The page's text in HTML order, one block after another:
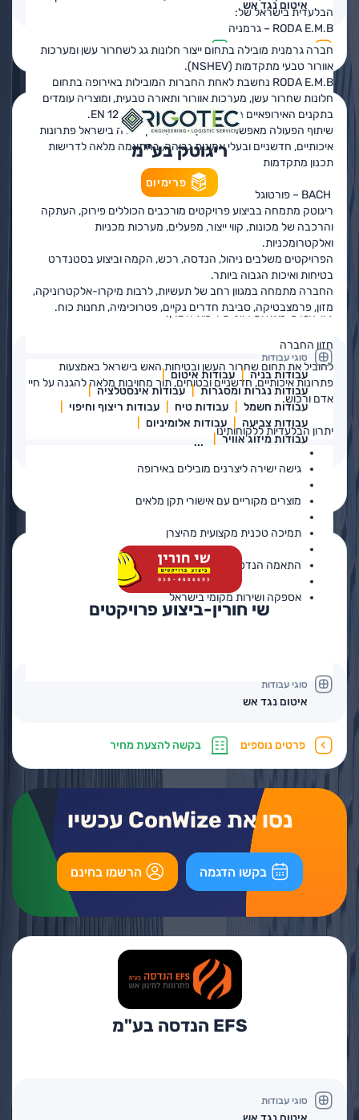
הבלעדית בישראל של:
RODA E.M.B – גרמניה
חברה גרמנית מובילה בתחום ייצור חלונות גג לשחרור עשן ומערכות
אוורור טבעי מתקדמות (NSHEV).
RODA E.M.B נחשבת לאחת החברות המובילות באירופה בתחום
חלונות שחרור עשן, מערכות אוורור ותאורה טבעית, ומוצריה עומדים
בתקנים האירופאיים המחמירים ביותר, לרבות EN 12101.
שיתוף הפעולה מאפשר לדראגון להציע ללקוחותיה בישראל פתרונות
איכותיים, חדשניים ובעלי אמינות גבוהה, בהתאמה מלאה לדרישות
תכנון מתקדמות
חברה פורטוגלית המתמחה בייצור וילונות אש ועשן מכל הסוגים
ובדרגות עמידות שונות, בהתאם לתקנים בינלאומיים.
ייצור גבוהה ועמידה בדרישות הפרדת אש במבנים מסחריים, ציבוריים
ותעשייתיים.
הבלעדיות בישראל מאפשרת לדראגון לספק פתרונות מותאמים אישית,
ליווי הנדסי מלא ושירות ישיר מול היצרן.
חזון החברה
להוביל את תחום שחרור העשן ובטיחות האש בישראל באמצעות
פתרונות איכותיים, חדשניים ובטוחים, תוך מחויבות מלאה להגנה על חיי
אדם ורכוש.
יתרון הבלעדיות ללקוחותינו
גישה ישירה ליצרנים מובילים באירופה
מוצרים מקוריים עם אישורי תקן מלאים
תמיכה טכנית מקצועית מהיצרן
התאמה הנדסית לפרויקטים מורכבים
אספקה ושירות מקומי בישראל
איטום נגד אש
פרטים נוספים בקשה להצעת מחיר
ריגוטק בע"מ
פרימיום
ריגוטק מתמחה בביצוע פרויקטים מורכבים הכוללים פירוק, העתקה
והרכבה של מכונות, קווי ייצור, מפעלים, מערכות מכניות
ואלקטרומכניות.
הפרויקטים משלבים ניהול, הנדסה, רכש, הקמה וביצוע בסטנדרט
בטיחות ואיכות הגבוה ביותר.
החברה מתמחה במגוון רחב של תעשיות, לרבות מיקרו-אלקטרוניקה,
מזון, פרמצבטיקה, סביבת חדרים נקיים, פטרוכימיה, תחנות כוח.
סוגי עבודות
עבודות בניה
עבודות איטום
עבודות נגרות ומסגרות
עבודות אינסטלציה
עבודות חשמל
עבודות טיח
עבודות ריצוף וחיפוי
עבודות צביעה
עבודות אלומיניום
עבודות מיזוג אוויר
...
שי חורין-ביצוע פרויקטים
סוגי עבודות
איטום נגד אש
פרטים נוספים בקשה להצעת מחיר
נסו את ConWize עכשיו
בקשו הדגמה הרשמו בחינם
EFS הנדסה בע"מ
סוגי עבודות